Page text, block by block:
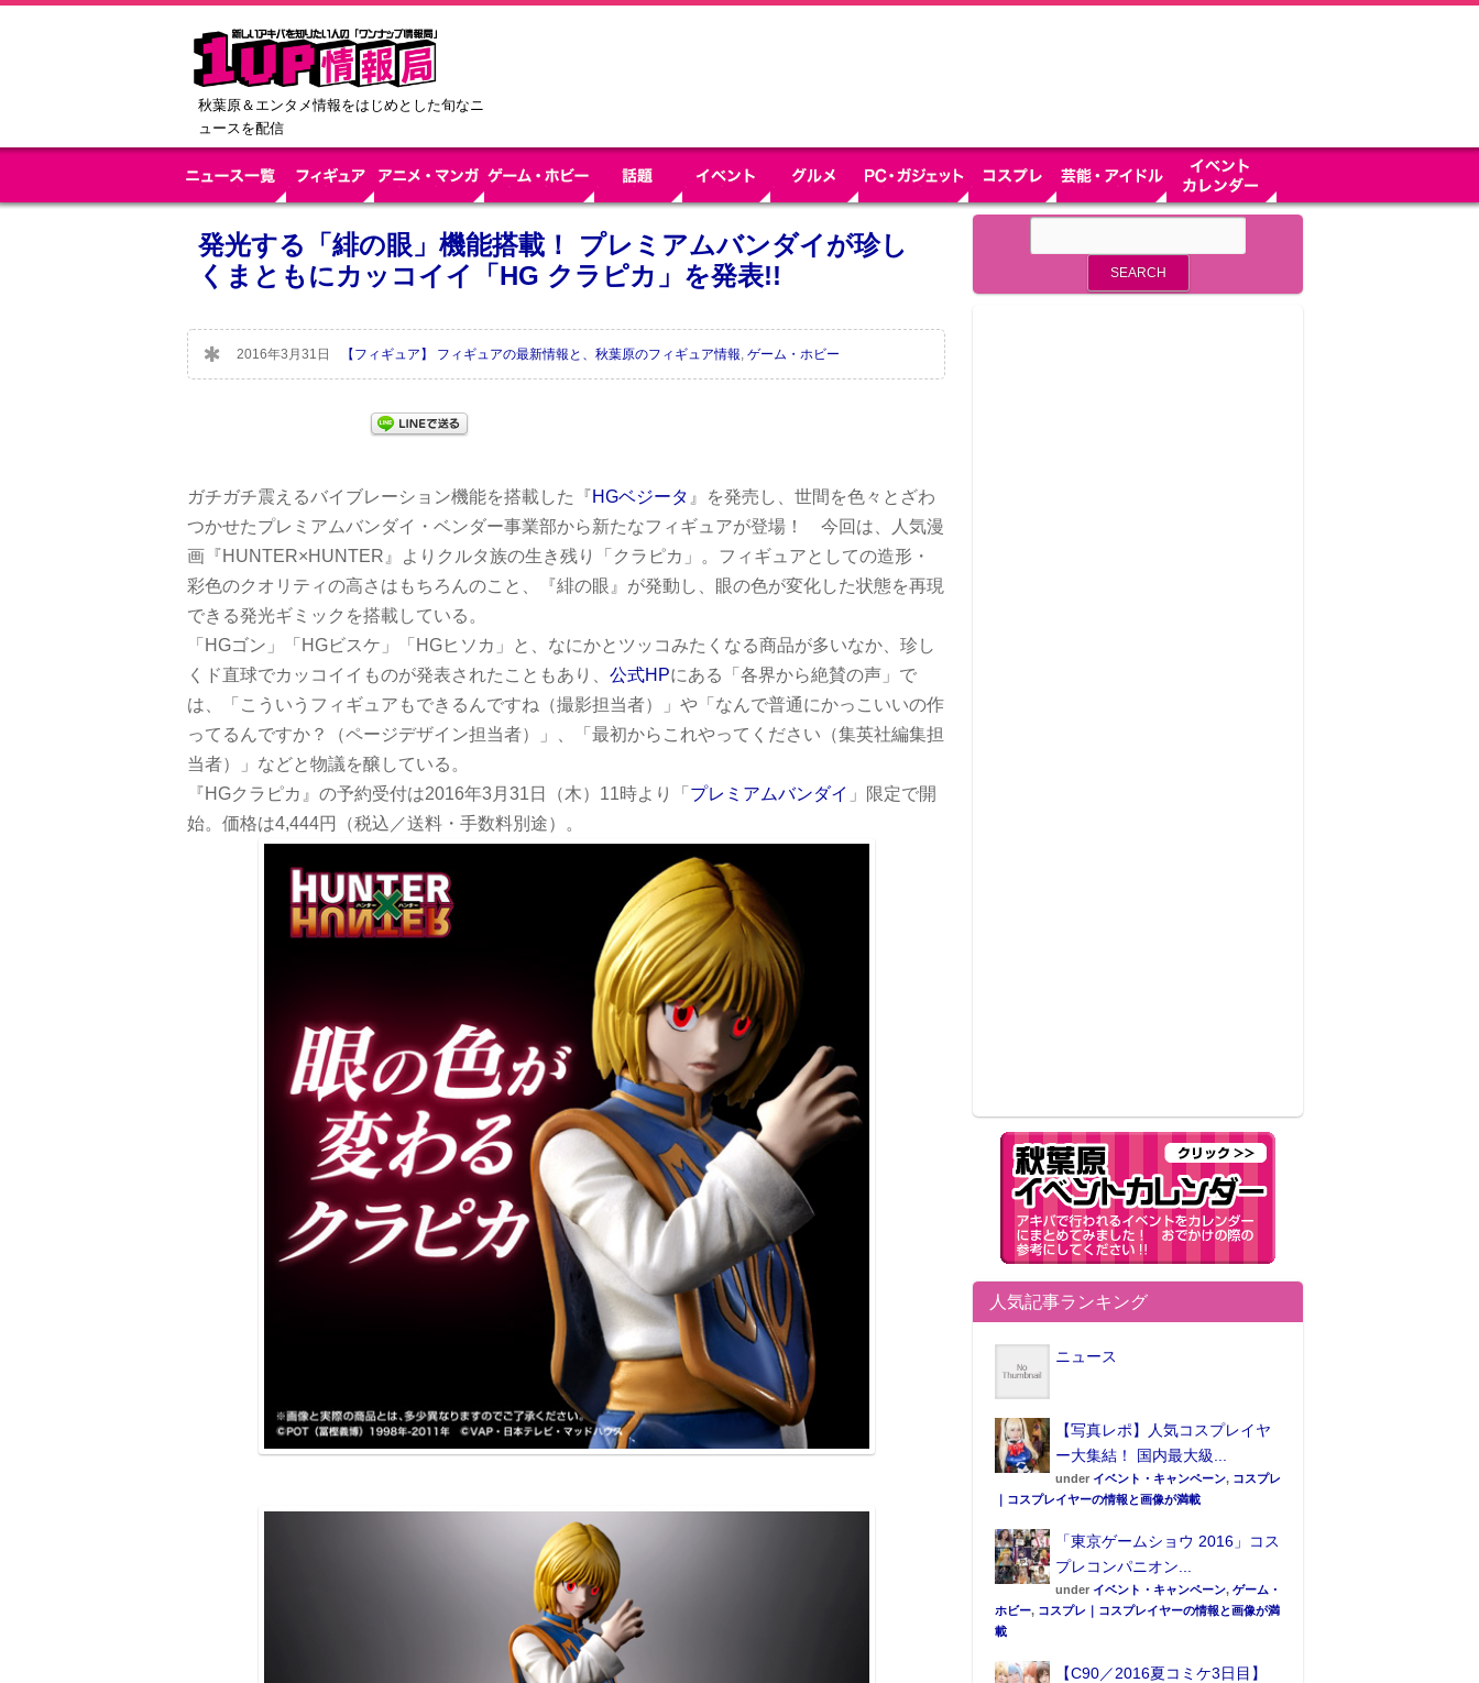
秋葉原＆エンタメ情報をはじめとした旬なニ
ュースを配信
発光する「緋の眼」機能搭載！ プレミアムバンダイが珍し
くまともにカッコイイ「HG クラピカ」を発表!!
2016年3月31日 【フィギュア】 フィギュアの最新情報と、秋葉原のフィギュア情報, ゲーム・ホビー
ガチガチ震えるバイブレーション機能を搭載した『HGベジータ 』を発売し、世間を色々とざわ
つかせたプレミアムバンダイ・ベンダー事業部から新たなフィギュアが登場！ 今回は、人気漫
画『HUNTER×HUNTER』よりクルタ族の生き残り「クラピカ」。フィギュアとしての造形・
彩色のクオリティの高さはもちろんのこと、『緋の眼』が発動し、眼の色が変化した状態を再現
できる発光ギミックを搭載している。
「HGゴン」「HGビスケ」「HGヒソカ」と、なにかとツッコみたくなる商品が多いなか、珍し
くド直球でカッコイイものが発表されたこともあり、 公式HPにある「各界から絶賛の声」で
は、「こういうフィギュアもできるんですね（撮影担当者）」や「なんで普通にかっこいいの作
ってるんですか？（ページデザイン担当者）」、「最初からこれやってください（集英社編集担
当者）」などと物議を醸している。
『HGクラピカ』の予約受付は2016年3月31日（木）11時より「 プレミアムバンダイ 」限定で開
始。価格は4,444円（税込／送料・手数料別途）。
人気記事ランキング
ニュース
【写真レポ】人気コスプレイヤ
ー大集結！ 国内最大級...
under イベント・キャンペーン, コスプレ
｜コスプレイヤーの情報と画像が満載
「東京ゲームショウ 2016」コス
プレコンパニオン...
under イベント・キャンペーン, ゲーム・
ホビー, コスプレ｜コスプレイヤーの情報と画像が満
載
【C90／2016夏コミケ3日目】